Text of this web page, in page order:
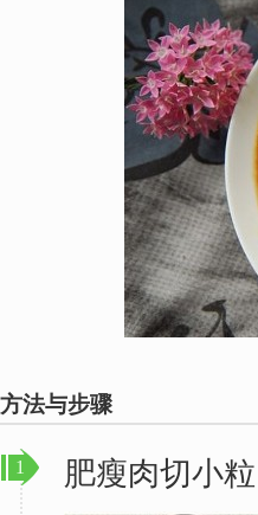
方法与步骤
1 肥瘦肉切小